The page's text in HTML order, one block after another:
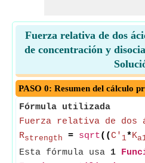
Fuerza relativa de dos
de concentración y
PASO 0: Resumen del cálculo
Fórmula utilizada
Fuerza relativa de dos
Rstrength = sqrt((C' 1*K
Esta fórmula usa 1